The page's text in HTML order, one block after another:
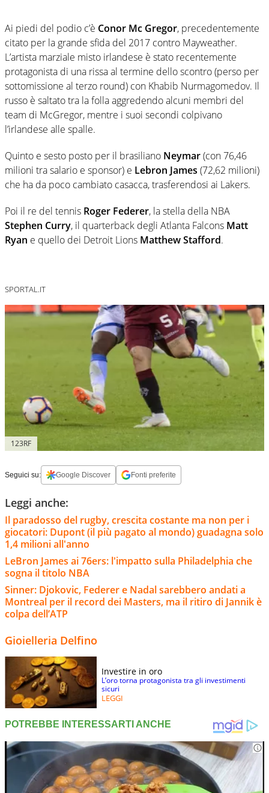
Ai piedi del podio c’è Conor Mc Gregor, precedentemente
citato per la grande sfida del 2017 contro Mayweather.
L’artista marziale misto irlandese è stato recentemente
protagonista di una rissa al termine dello scontro (perso per
sottomissione al terzo round) con Khabib Nurmagomedov. Il
russo è saltato tra la folla aggredendo alcuni membri del
team di McGregor, mentre i suoi secondi colpivano
l’irlandese alle spalle.
Quinto e sesto posto per il brasiliano Neymar(con 76,46
milioni tra salario e sponsor) e Lebron James (72,62 milioni)
che ha da poco cambiato casacca, trasferendosi ai Lakers.
Poi il re del tennis Roger Federer, la stella della NBA
Stephen Curry, il quarterback degli Atlanta Falcons Matt
Ryan e quello dei Detroit Lions Matthew Stafford.
SPORTAL.IT
123RF
Seguici su: Google Discover Fonti preferite
Leggi anche:
Il paradosso del rugby, crescita costante ma non per i
giocatori: Dupont (il più pagato al mondo) guadagna solo
1,4 milioni all'anno
LeBron James ai 76ers: l'impatto sulla Philadelphia che
sogna il titolo NBA
Sinner: Djokovic, Federer e Nadal sarebbero andati a
Montreal per il record dei Masters, ma il ritiro di Jannik è
colpa dell’ATP
Gioielleria Delfino
Investire in oro
L’oro torna protagonista tra gli investimenti
sicuri
LEGGI